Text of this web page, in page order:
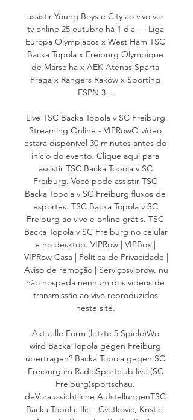
assistir Young Boys e City ao vivo ver
tv online 25 outubro há 1 dia — Liga
Europa Olympiacos x West Ham TSC
Backa Topola x Freiburg Olympique
de Marselha x AEK Atenas Sparta
Praga x Rangers Raków x Sporting
ESPN 3 ...
Live TSC Backa Topola v SC Freiburg
Streaming Online - VIPRowO vídeo
estará disponível 30 minutos antes do
início do evento. Clique aqui para
assistir TSC Backa Topola v SC
Freiburg. Você pode assistir TSC
Backa Topola v SC Freiburg fluxos de
esportes. TSC Backa Topola v SC
Freiburg ao vivo e online grátis. TSC
Backa Topola v SC Freiburg no celular
e no desktop. VIPRow | VIPBox |
VIPRow Casa | Política de Privacidade |
Aviso de remoção | Serviçosviprow. nu
não hospeda nenhum dos vídeos de
transmissão ao vivo reproduzidos
neste site.
Aktuelle Form (letzte 5 Spiele)Wo
wird Backa Topola gegen Freiburg
übertragen? Backa Topola gegen SC
Freiburg im RadioSportclub live (SC
Freiburg)sportschau.
deVoraussichtliche AufstellungenTSC
Backa Topola: Ilic - Cvetkovic, Kristic,